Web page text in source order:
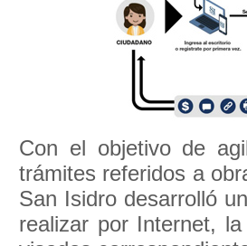
Con el objetivo de
trámites referidos a
San Isidro desarrolló
realizar por Internet,